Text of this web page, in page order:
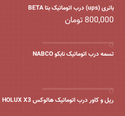
باتری (ups) درب اتوماتیک بتا BETA
800,000 تومان
تسمه درب اتوماتیک نابکو NABCO
ریل و کاور درب اتوماتیک هالوکس HOLUX X3